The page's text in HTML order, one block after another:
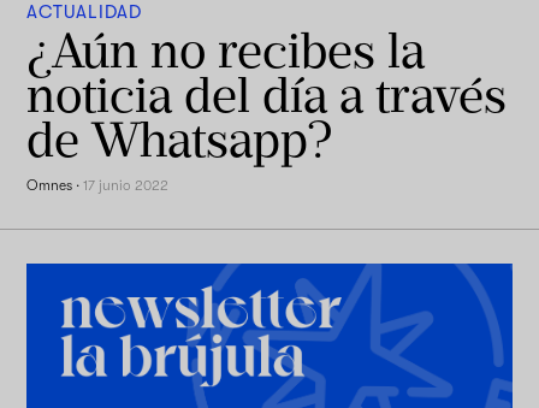
ACTUALIDAD
¿Aún no recibes la
noticia del día a través
de Whatsapp?
Omnes ·17 junio 2022